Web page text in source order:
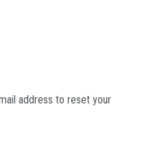
address to reset your